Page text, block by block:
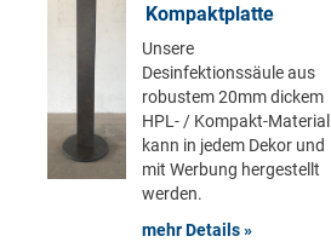
Kompaktplatte
Unsere
Desinfektionssäule aus
robustem 20mm dickem
HPL- / Kompakt-Material
kann in jedem Dekor und
mit Werbung hergestellt
werden.
mehr Details »